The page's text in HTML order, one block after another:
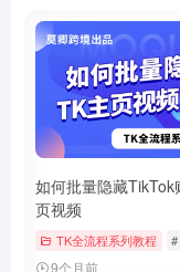
如何批量隐藏TikTok
页视频
TK全流程系列教程
9个月前